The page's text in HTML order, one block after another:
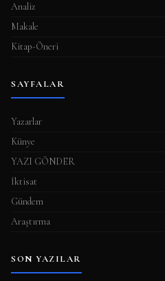
Analiz
Makale
Kitap-Öneri
SAYFALAR
Yazarlar
Künye
YAZI GÖNDER
İktisat
Gündem
Araştırma
SON YAZILAR